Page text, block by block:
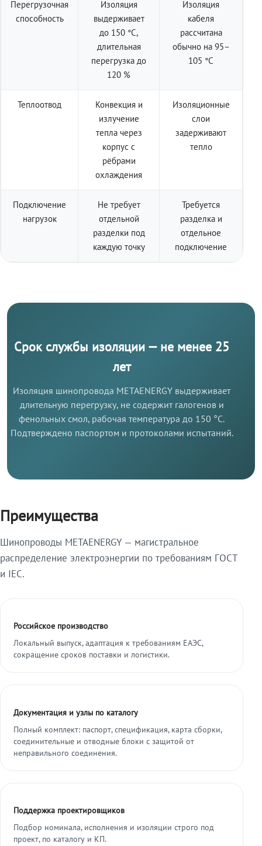
Перегрузочная
способность
Изоляция
выдерживает
до 150 °C,
длительная
перегрузка до
120 %
Изоляция
кабеля
рассчитана
обычно на 95–
105 °C
Теплоотвод
Конвекция и
излучение
тепла через
корпус с
рёбрами
охлаждения
Изоляционные
слои
задерживают
тепло
Подключение
нагрузок
Не требует
отдельной
разделки под
каждую точку
Требуется
разделка и
отдельное
подключение
Срок службы изоляции — не менее 25
лет
Изоляция шинопровода METAENERGY выдерживает
длительную перегрузку, не содержит галогенов и
фенольных смол, рабочая температура до 150 °C.
Подтверждено паспортом и протоколами испытаний.
Преимущества
Шинопроводы METAENERGY — магистральное
распределение электроэнергии по требованиям ГОСТ
и IEC.
Российское производство
Локальный выпуск, адаптация к требованиям ЕАЭС,
сокращение сроков поставки и логистики.
Документация и узлы по каталогу
Полный комплект: паспорт, спецификация, карта сборки,
соединительные и отводные блоки с защитой от
неправильного соединения.
Поддержка проектировщиков
Подбор номинала, исполнения и изоляции строго под
проект, по каталогу и КП.